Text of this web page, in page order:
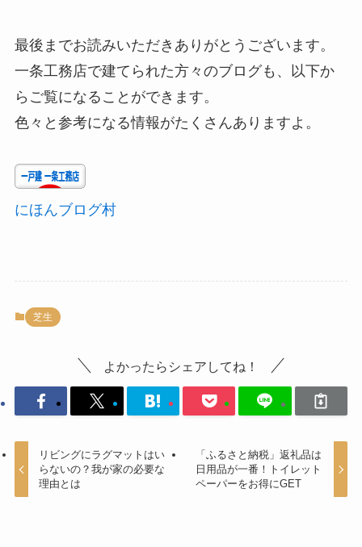
最後までお読みいただきありがとうございます。
一条工務店で建てられた方々のブログも、以下か
らご覧になることができます。
色々と参考になる情報がたくさんありますよ。
にほんブログ村
芝生
よかったらシェアしてね！
リビングにラグマットはい
らないの？我が家の必要な
理由とは
「ふるさと納税」返礼品は
日用品が一番！トイレット
ペーパーをお得にGET